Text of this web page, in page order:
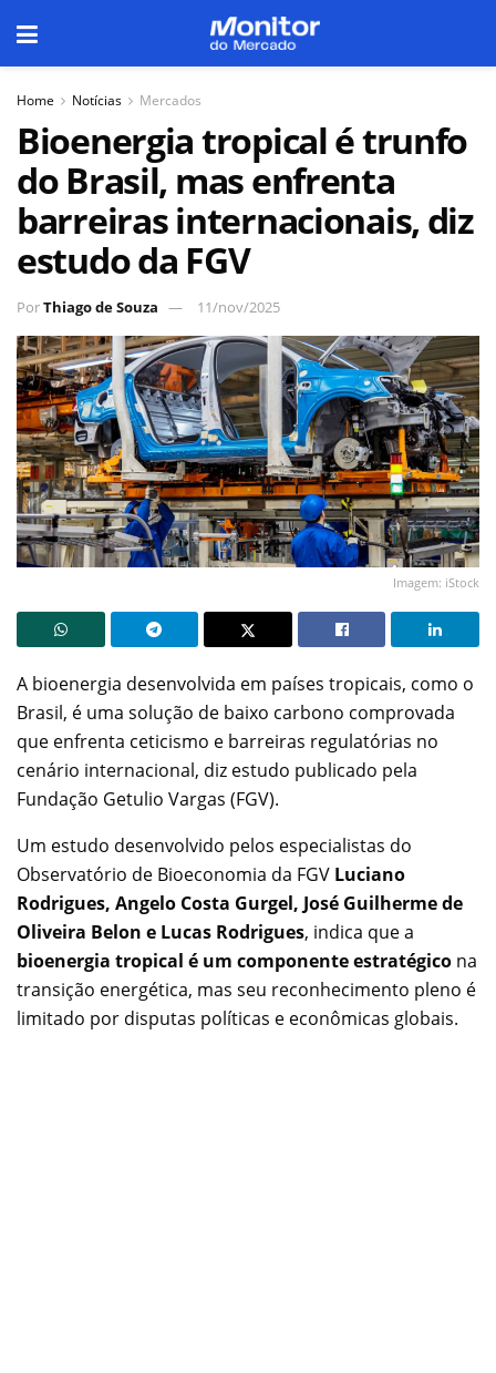
Home Notícias Mercados
Bioenergia tropical é trunfo
do Brasil, mas enfrenta
barreiras internacionais, diz
estudo da FGV
PorThiago de Souza 11/nov/2025
Imagem: iStock
A bioenergia desenvolvida em países tropicais, como o
Brasil, é uma solução de baixo carbono comprovada
que enfrenta ceticismo e barreiras regulatórias no
cenário internacional, diz estudo publicado pela
Fundação Getulio Vargas (FGV).
Um estudo desenvolvido pelos especialistas do
Observatório de Bioeconomia da FGV Luciano
Rodrigues, Angelo Costa Gurgel, José Guilherme de
Oliveira Belon e Lucas Rodrigues, indica que a
bioenergia tropical é um componente estratégico na
transição energética, mas seu reconhecimento pleno é
limitado por disputas políticas e econômicas globais.